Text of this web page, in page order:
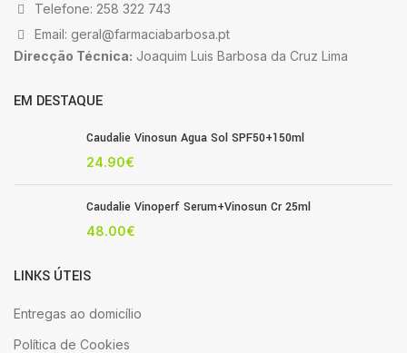
Telefone: 258 322 743
Email: geral@farmaciabarbosa.pt
Direcção Técnica: Joaquim Luis Barbosa da Cruz Lima
EM DESTAQUE
Caudalie Vinosun Agua Sol SPF50+150ml
24.90€
Caudalie Vinoperf Serum+Vinosun Cr 25ml
48.00€
LINKS ÚTEIS
Entregas ao domicílio
Política de Cookies